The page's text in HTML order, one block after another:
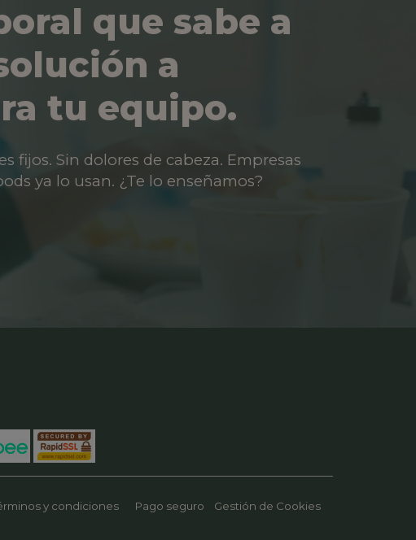
que sabe a
a
tu equipo.
fijos. Sin dolores de cabeza. Empresas
ya lo usan. ¿Te lo enseñamos?
y condiciones Pago seguro Gestión de Cookies